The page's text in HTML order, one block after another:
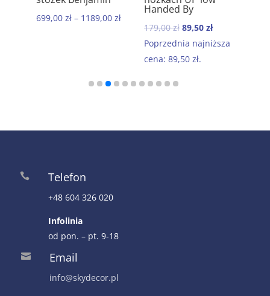
699,00 zł– 1189,00 zł
Handed By
179,00zł Pierwotna
cena
wynosiła:
89,50 złAktualna
cena
Poprzednia najniższa
cena: 89,50 zł.
 Telefon
+48 604 326 020
Infolinia
od pon. – pt. 9-18
 Email
info@skydecor.pl